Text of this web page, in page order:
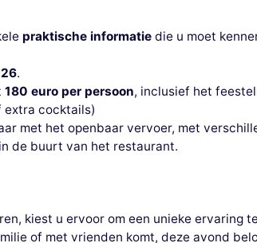
praktische informatie die u moet
.
180 euro per persoon, inclusief het
extra cocktails)
met het openbaar vervoer, met
de buurt van het restaurant.
kiest u ervoor om een unieke ervaring
of met vrienden komt, deze avond